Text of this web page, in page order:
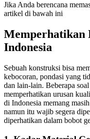
Jika Anda berencana
artikel di bawah ini
Memperhatikan
Indonesia
Sebuah konstruksi bisa
kebocoran, pondasi yang
dan lain-lain. Beberapa
memperhatikan urusan
di Indonesia memang
namun itu wajib segera
diperhatikan dalam bobot